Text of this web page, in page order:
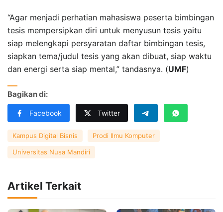
“Agar menjadi perhatian mahasiswa peserta bimbingan
tesis mempersipkan diri untuk menyusun tesis yaitu
siap melengkapi persyaratan daftar bimbingan tesis,
siapkan tema/judul tesis yang akan dibuat, siap waktu
dan energi serta siap mental,” tandasnya. (UMF)
Bagikan di:
Facebook Twitter
Kampus Digital Bisnis Prodi Ilmu Komputer
Universitas Nusa Mandiri
Artikel Terkait